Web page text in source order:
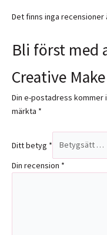
Det finns inga recensioner
Bli först med
Creative
Din e-postadress kommer
märkta *
Ditt betyg *
Din recension *